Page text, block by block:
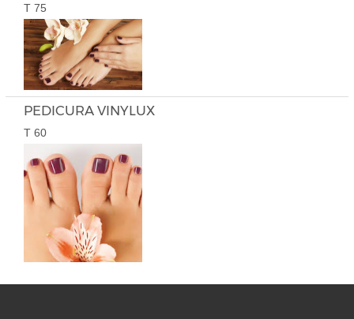
T 75
PEDICURA VINYLUX
T 60